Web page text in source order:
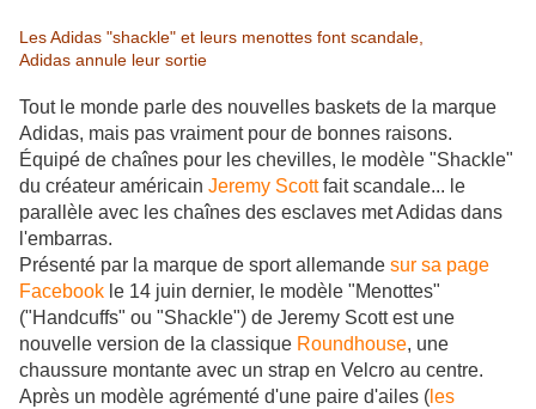
Les Adidas "shackle" et leurs menottes font scandale,
Adidas annule leur sortie
Tout le monde parle des nouvelles baskets de la marque
Adidas, mais pas vraiment pour de bonnes raisons.
Équipé de chaînes pour les chevilles, le modèle "Shackle"
du créateur américain Jeremy Scottfait scandale... le
parallèle avec les chaînes des esclaves met Adidas dans
l'embarras.
Présenté par la marque de sport allemande sur sa page
Facebook le 14 juin dernier, le modèle "Menottes"
("Handcuffs" ou "Shackle") de Jeremy Scott est une
nouvelle version de la classique Roundhouse, une
chaussure montante avec un strap en Velcro au centre.
Après un modèle agrémenté d'une paire d'ailes ( les